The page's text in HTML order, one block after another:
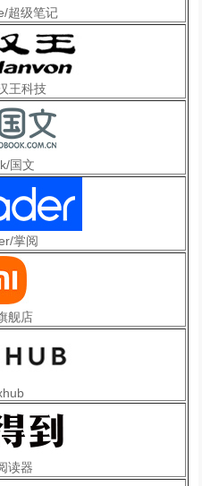
超级笔记
王科技
国文
掌阅
舰店
读器